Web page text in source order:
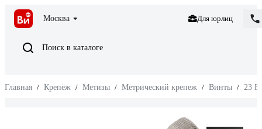
Москва Для юрлиц
Поиск в каталоге
Главная / Крепёж / Метизы / Метрический крепеж / Винты / 23